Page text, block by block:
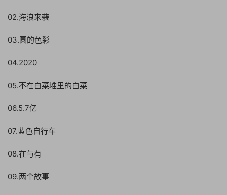
02.海浪来袭
03.圆的色彩
04.2020
05.不在白菜堆里的白菜
06.5.7亿
07.蓝色自行车
08.在与有
09.两个故事